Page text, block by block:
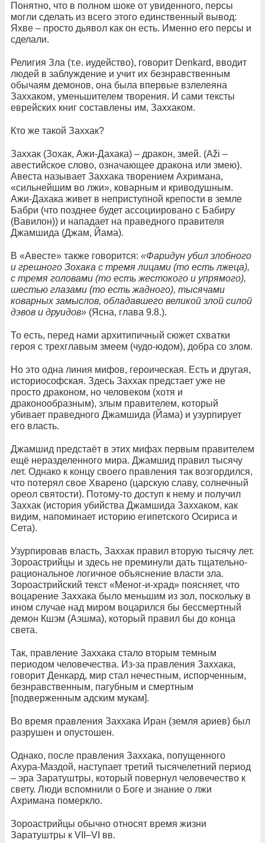
Понятно, что в полном шоке от увиденного, персы
могли сделать из всего этого единственный вывод:
Яхве – просто дьявол как он есть. Именно его персы и
сделали.
Религия Зла (т.е. иудейство), говорит Denkard, вводит
людей в заблуждение и учит их безнравственным
обычаям демонов, она была впервые взлелеяна
Заххаком, уменьшителем творения. И сами тексты
еврейских книг составлены им, Заххаком.
Кто же такой Заххак?
Заххак (Зохак, Ажи-Дахака) – дракон, змей. (Aži –
авестийское слово, означающее дракона или змею).
Авеста называет Заххака творением Ахримана,
«сильнейшим во лжи», коварным и криводушным.
Ажи-Дахака живет в неприступной крепости в земле
Бабри (что позднее будет ассоциировано с Бабиру
(Вавилон)) и нападает на праведного правителя
Джамшида (Джам, Йама).
В «Авесте» также говорится: «Фаридун убил злобного
и грешного Зохака с тремя лицами (то есть лжеца),
с тремя головами (то есть жестокого и упрямого),
шестью глазами (то есть жадного), тысячами
коварных замыслов, обладавшего великой злой силой
дэвов и друидов» (Ясна, глава 9.8.).
То есть, перед нами архитипичный сюжет схватки
героя с трехглавым змеем (чудо-юдом), добра со злом.
Но это одна линия мифов, героическая. Есть и другая,
историософская. Здесь Заххак предстает уже не
просто драконом, но человеком (хотя и
драконообразным), злым правителем, который
убивает праведного Джамшида (Йама) и узурпирует
его власть.
Джамшид предстаёт в этих мифах первым правителем
ещё неразделенного мира. Джамшид правил тысячу
лет. Однако к концу своего правления так возгордился,
что потерял свое Хварено (царскую славу, солнечный
ореол святости). Потому-то доступ к нему и получил
Заххак (история убийства Джамшида Заххаком, как
видим, напоминает историю египетского Осириса и
Сета).
Узурпировав власть, Заххак правил вторую тысячу лет.
Зороастрийцы и здесь не преминули дать тщательно-
рациональное логичное объяснение власти зла.
Зороастрийский текст «Меног-и-храд» поясняет, что
воцарение Заххака было меньшим из зол, поскольку в
ином случае над миром воцарился бы бессмертный
демон Кшэм (Аэшма), который правил бы до конца
света.
Так, правление Заххака стало вторым темным
периодом человечества. Из-за правления Заххака,
говорит Денкард, мир стал нечестным, испорченным,
безнравственным, пагубным и смертным
[подверженным адским мукам].
Во время правления Заххака Иран (земля ариев) был
разрушен и опустошен.
Однако, после правления Заххака, попущенного
Ахура-Маздой, наступает третий тысячелетний период
– эра Заратуштры, который повернул человечество к
свету. Люди вспомнили о Боге и знание о лжи
Ахримана померкло.
Зороастрийцы обычно относят время жизни
Заратуштры к VII–VI вв.